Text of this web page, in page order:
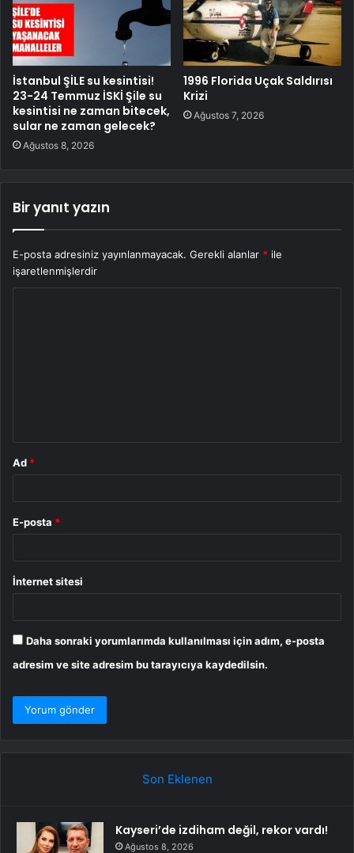
İstanbul ŞİLE su kesintisi!
23-24 Temmuz İSKİ Şile su
kesintisi ne zaman bitecek,
sular ne zaman gelecek?
Ağustos 8, 2026
1996 Florida Uçak Saldırısı
Krizi
Ağustos 7, 2026
Bir yanıt yazın
E-posta adresiniz yayınlanmayacak. Gerekli alanlar * ile
işaretlenmişlerdir
Ad *
E-posta *
İnternet sitesi
Daha sonraki yorumlarımda kullanılması için adım, e-posta
adresim ve site adresim bu tarayıcıya kaydedilsin.
Son Eklenen
Kayseri’de izdiham değil, rekor vardı!
Ağustos 8, 2026